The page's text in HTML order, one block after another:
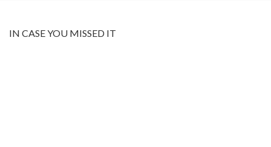
IN CASE YOU MISSED IT